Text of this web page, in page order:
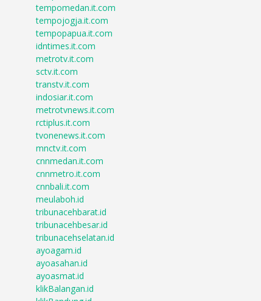
tempomedan.it.com
tempojogja.it.com
tempopapua.it.com
idntimes.it.com
metrotv.it.com
sctv.it.com
transtv.it.com
indosiar.it.com
metrotvnews.it.com
rctiplus.it.com
tvonenews.it.com
mnctv.it.com
cnnmedan.it.com
cnnmetro.it.com
cnnbali.it.com
meulaboh.id
tribunacehbarat.id
tribunacehbesar.id
tribunacehselatan.id
ayoagam.id
ayoasahan.id
ayoasmat.id
klikBalangan.id